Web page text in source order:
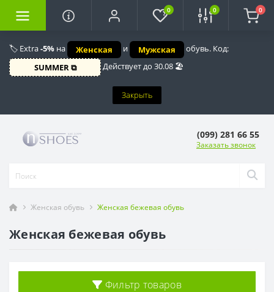
🏷️ Extra-5% на Женская и Мужская
обувь. Код:
SUMMER ⧉
Действует до 30.08 🏖️
Закрыть
0 0 0
(099) 281 66 55
Заказать звонок
Женская обувь Женская бежевая обувь
Женская бежевая обувь
Фильтр товаров